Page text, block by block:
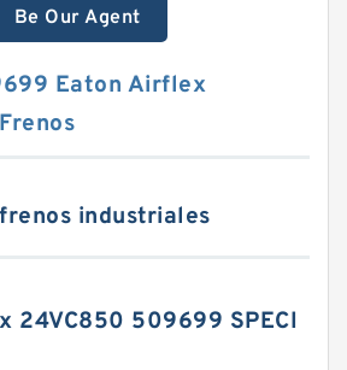
Be Our Agent
Eaton Airflex
industriales
24VC850 509699 SPECI